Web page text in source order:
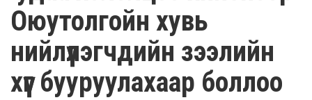
Оюутолгойн хувь
нийлүүлэгчдийн зээлийн
хүүг бууруулахаар боллоо